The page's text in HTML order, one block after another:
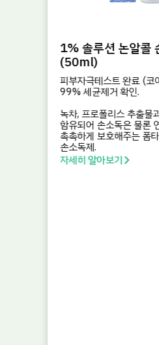
1% 솔루션 논알콜
(50ml)
피부자극테스트 완료 (코
99% 세균제거 확인.
녹차, 프로폴리스 추출물
함유되어 손소독은 물론
촉촉하게 보호해주는 폼
손소독제.
자세히 알아보기